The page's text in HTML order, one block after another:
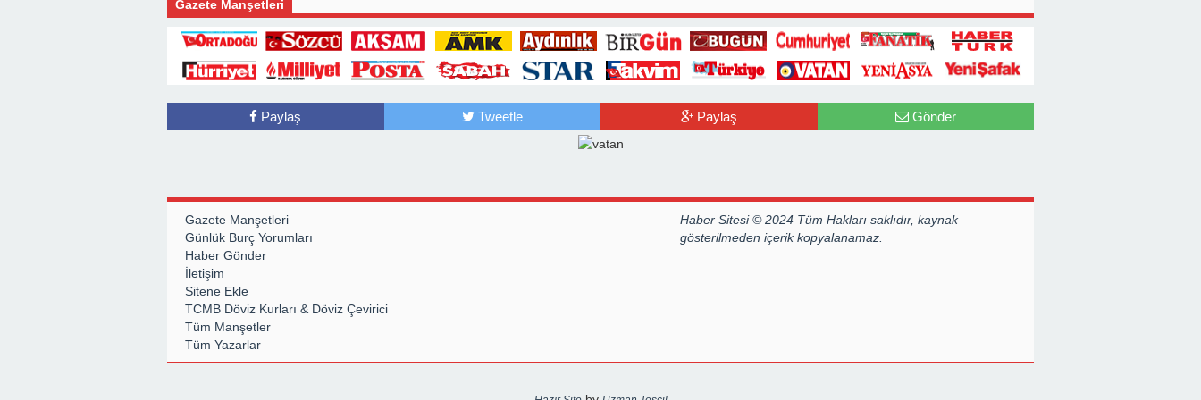
ALDI
Gazete Manşetleri
Paylaş Tweetle Paylaş Gönder
Gazete Manşetleri
Günlük Burç Yorumları
Haber Gönder
İletişim
Sitene Ekle
TCMB Döviz Kurları & Döviz Çevirici
Tüm Manşetler
Tüm Yazarlar
Haber Sitesi © 2024 Tüm Hakları saklıdır, kaynak
gösterilmeden içerik kopyalanamaz.